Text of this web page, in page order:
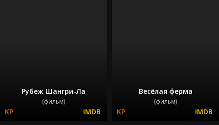
Рубеж Шангри-Ла
(фильм)
Весёлая ферма
(фильм)